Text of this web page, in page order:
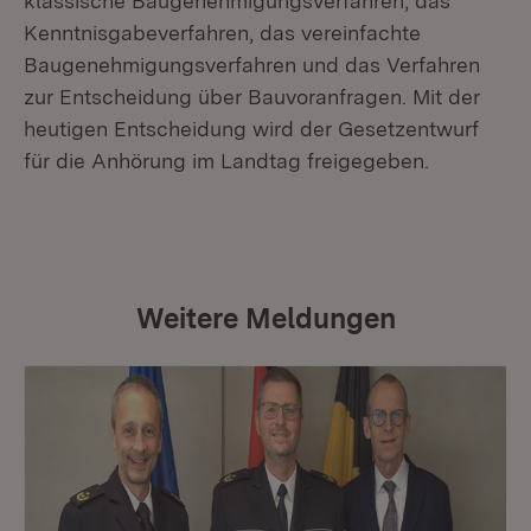
Kenntnisgabeverfahren, das vereinfachte
Baugenehmigungsverfahren und das Verfahren
zur Entscheidung über Bauvoranfragen. Mit der
heutigen Entscheidung wird der Gesetzentwurf
für die Anhörung im Landtag freigegeben.
Weitere Meldungen